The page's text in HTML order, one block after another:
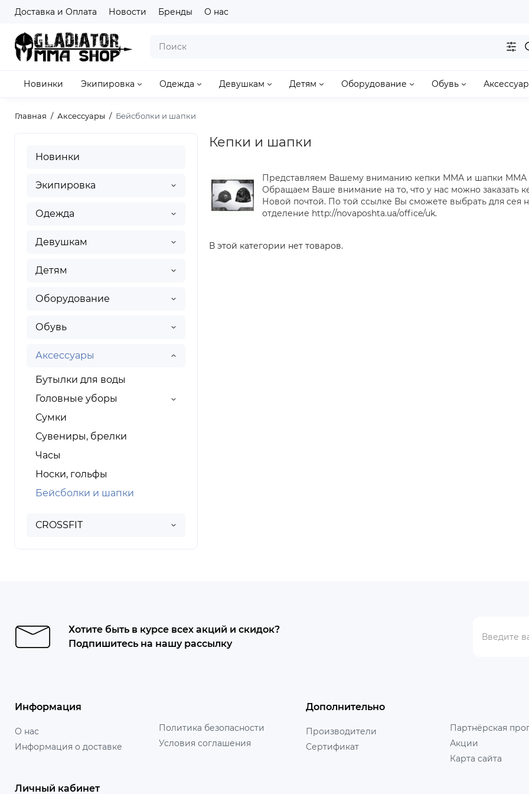
Доставка и Оплата Новости Бренды О нас
Новинки Экипировка Одежда Девушкам Детям Оборудование Обувь
Главная Аксессуары Бейсболки и шапки
Новинки
Экипировка
Одежда
Девушкам
Детям
Оборудование
Обувь
Аксессуары
Бутылки для воды
Головные уборы
Сумки
Сувениры, брелки
Часы
Носки, гольфы
Бейсболки и шапки
СROSSFIT
Кепки и шапки
Представляем Вашему вниманию кепки ММА и шапки ММА
Обращаем Ваше внимание на то, что у нас можно заказать
Новой почтой. По той ссылке Вы сможете выбрать для сея
отделение http://novaposhta.ua/office/uk.
В этой категории нет товаров.
Хотите быть в курсе всех акций и скидок?
Подпишитесь на нашу рассылку
Информация
О нас
Информация о доставке
Политика безопасности
Условия соглашения
Дополнительно
Производители
Сертификат
Партнёрская
Акции
Карта сайта
Личный кабинет